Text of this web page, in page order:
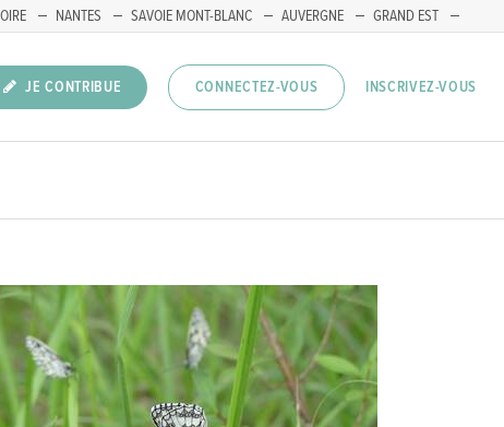
NANTES SAVOIE MONT-BLANC AUVERGNE
GRAND EST
JE CONTRIBUE CONNECTEZ-VOUS INSCRIVEZ-VOUS